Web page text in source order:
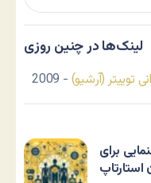
لینک‌ها در چنین روزی
توییتر (آرشیو) - 2009
برای
استارتاپ